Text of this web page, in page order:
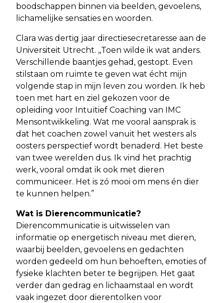
boodschappen binnen via beelden, gevoelens,
lichamelijke sensaties en woorden.
Clara was dertig jaar directiesecretaresse aan de
Universiteit Utrecht. ,,Toen wilde ik wat anders.
Verschillende baantjes gehad, gestopt. Even
stilstaan om ruimte te geven wat écht mijn
volgende stap in mijn leven zou worden. Ik heb
toen met hart en ziel gekozen voor de
opleiding voor Intuïtief Coaching van IMC
Mensontwikkeling. Wat me vooral aansprak is
dat het coachen zowel vanuit het westers als
oosters perspectief wordt benaderd. Het beste
van twee werelden dus. Ik vind het prachtig
werk, vooral omdat ik ook met dieren
communiceer. Het is zó mooi om mens én dier
te kunnen helpen.”
Wat is Dierencommunicatie?
Dierencommunicatie is uitwisselen van
informatie op energetisch niveau met dieren,
waarbij beelden, gevoelens en gedachten
worden gedeeld om hun behoeften, emoties of
fysieke klachten beter te begrijpen. Het gaat
verder dan gedrag en lichaamstaal en wordt
vaak ingezet door dierentolken voor